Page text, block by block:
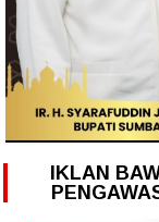
IKLAN